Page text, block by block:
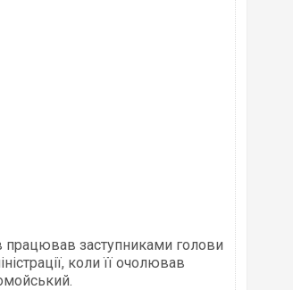
заступниками голови
коли її очолював